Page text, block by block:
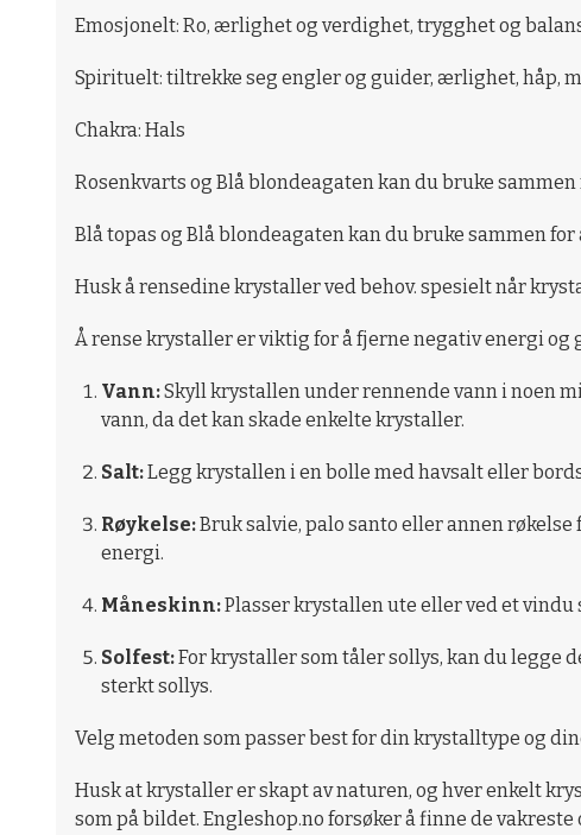
Emosjonelt: Ro, ærlighet og verdighet, trygghet og
Spirituelt: tiltrekke seg engler og guider, ærlighet, håp,
Chakra: Hals
Rosenkvarts og Blå blondeagaten kan du bruke
Blå topas og Blå blondeagaten kan du bruke sammen
Husk å rensedine krystaller ved behov. spesielt når
Å rense krystaller er viktig for å fjerne negativ energi
Vann:Skyll krystallen under rennende vann i noen
vann, da det kan skade enkelte krystaller.
Salt:Legg krystallen i en bolle med havsalt eller
Røykelse:Bruk salvie, palo santo eller annen
energi.
Måneskinn:Plasser krystallen ute eller ved et
Solfest:For krystaller som tåler sollys, kan du legge
sterkt sollys.
Velg metoden som passer best for din krystalltype og
Husk at krystaller er skapt av naturen, og hver enkelt
som på bildet. Engleshop.no forsøker å finne de